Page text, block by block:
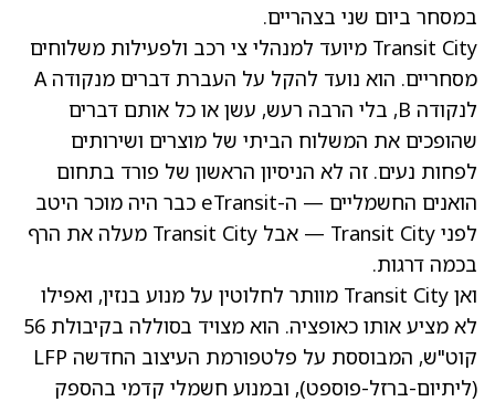
במסחר ביום שני בצהריים.
Transit City מיועד למנהלי צי רכב ולפעילות משלוחים
מסחריים. הוא נועד להקל על העברת דברים מנקודה A
לנקודה B, בלי הרבה רעש, עשן או כל אותם דברים
שהופכים את המשלוח הביתי של מוצרים ושירותים
לפחות נעים. זה לא הניסיון הראשון של פורד בתחום
הואנים החשמליים — ה-eTransit כבר היה מוכר היטב
לפני Transit City — אבל Transit City מעלה את הרף
בכמה דרגות.
ואן Transit City מוותר לחלוטין על מנוע בנזין, ואפילו
לא מציע אותו כאופציה. הוא מצויד בסוללה בקיבולת 56
קוט"ש, המבוססת על פלטפורמת העיצוב החדשה LFP
(ליתיום-ברזל-פוספט), ובמנוע חשמלי קדמי בהספק